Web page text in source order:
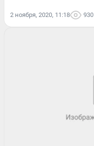
2 ноября, 2020, 11:18 930